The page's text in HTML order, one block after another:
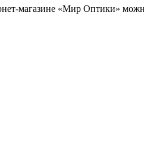
магазине «Мир Оптики»